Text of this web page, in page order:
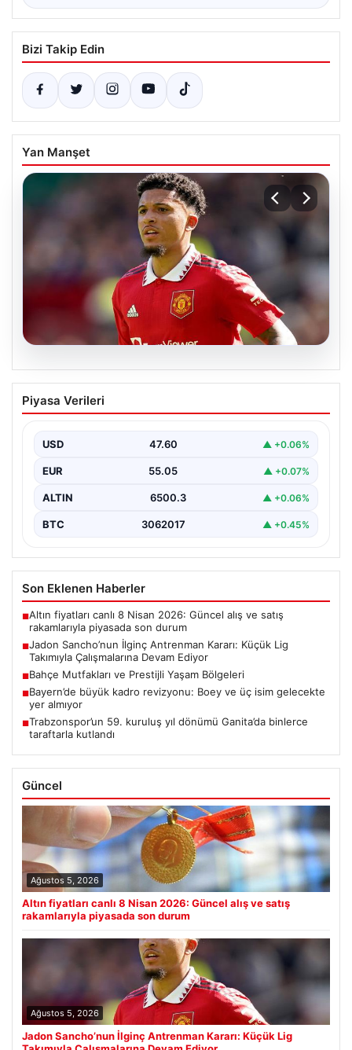
Bizi Takip Edin
Yan Manşet
05.08.2026
Jadon Sancho’nun İlginç Antrenman
Kararı: Küçük Lig Takımıyla
Manchester United ile yollarını ayırmasının ardından
Sancho, kariyerine yeni…
Piyasa Verileri
USD 47.60 ▲ +0.06%
EUR 55.05 ▲ +0.07%
ALTIN 6500.3 ▲ +0.06%
BTC 3062017 ▲ +0.45%
Son Eklenen Haberler
■Altın fiyatları canlı 8 Nisan 2026: Güncel alış ve satış
rakamlarıyla piyasada son durum
■Jadon Sancho’nun İlginç Antrenman Kararı: Küçük Lig
Takımıyla Çalışmalarına Devam Ediyor
■Bahçe Mutfakları ve Prestijli Yaşam Bölgeleri
■Bayern’de büyük kadro revizyonu: Boey ve üç isim gelecekte
yer almıyor
■Trabzonspor’un 59. kuruluş yıl dönümü Ganita’da binlerce
taraftarla kutlandı
Güncel
Ağustos 5, 2026
Altın fiyatları canlı 8 Nisan 2026: Güncel alış ve satış
rakamlarıyla piyasada son durum
Ağustos 5, 2026
Jadon Sancho’nun İlginç Antrenman Kararı: Küçük Lig